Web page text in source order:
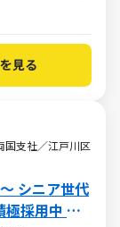
見る
支社／江戸川区
シニア世代
極採用中 未